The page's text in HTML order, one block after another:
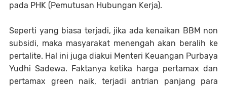
pada PHK (Pemutusan Hubungan Kerja).
Seperti yang biasa terjadi, jika ada kenaikan BBM non
subsidi, maka masyarakat menengah akan beralih ke
pertalite. Hal ini juga diakui Menteri Keuangan Purbaya
Yudhi Sadewa. Faktanya ketika harga pertamax dan
pertamax green naik, terjadi antrian panjang para